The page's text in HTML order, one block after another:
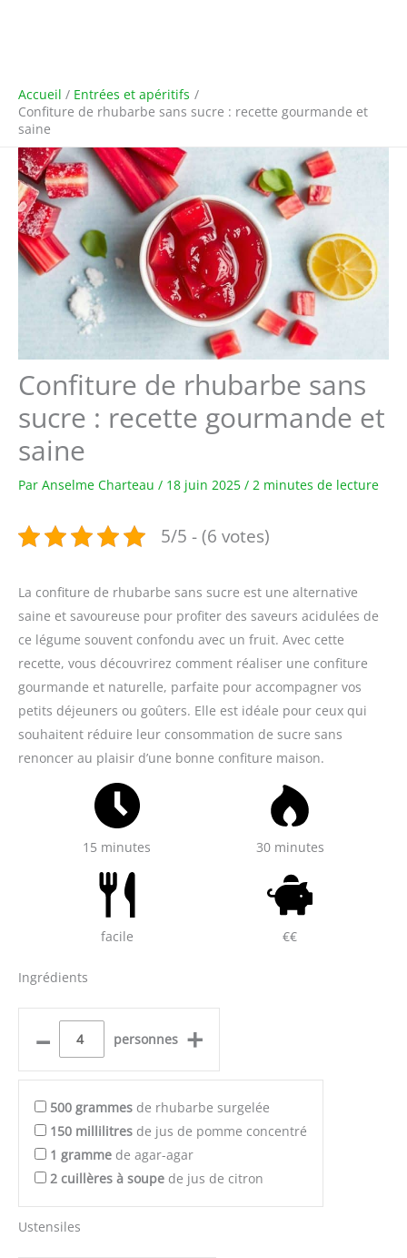
Accueil
Entrées et apéritifs
Confiture de rhubarbe sans sucre : recette gourmande et
saine
Confiture de rhubarbe sans
sucre : recette gourmande et
saine
Par Anselme Charteau / 18 juin 2025 / 2 minutes de lecture
5/5 - (6 votes)
La confiture de rhubarbe sans sucre est une alternative
saine et savoureuse pour profiter des saveurs acidulées de
ce légume souvent confondu avec un fruit. Avec cette
recette, vous découvrirez comment réaliser une confiture
gourmande et naturelle, parfaite pour accompagner vos
petits déjeuners ou goûters. Elle est idéale pour ceux qui
souhaitent réduire leur consommation de sucre sans
renoncer au plaisir d’une bonne confiture maison.
15 minutes 30 minutes
facile €€
Ingrédients
– personnes +
500 grammes de rhubarbe surgelée
150 millilitres de jus de pomme concentré
1 gramme de agar-agar
2 cuillères à soupe de jus de citron
Ustensiles